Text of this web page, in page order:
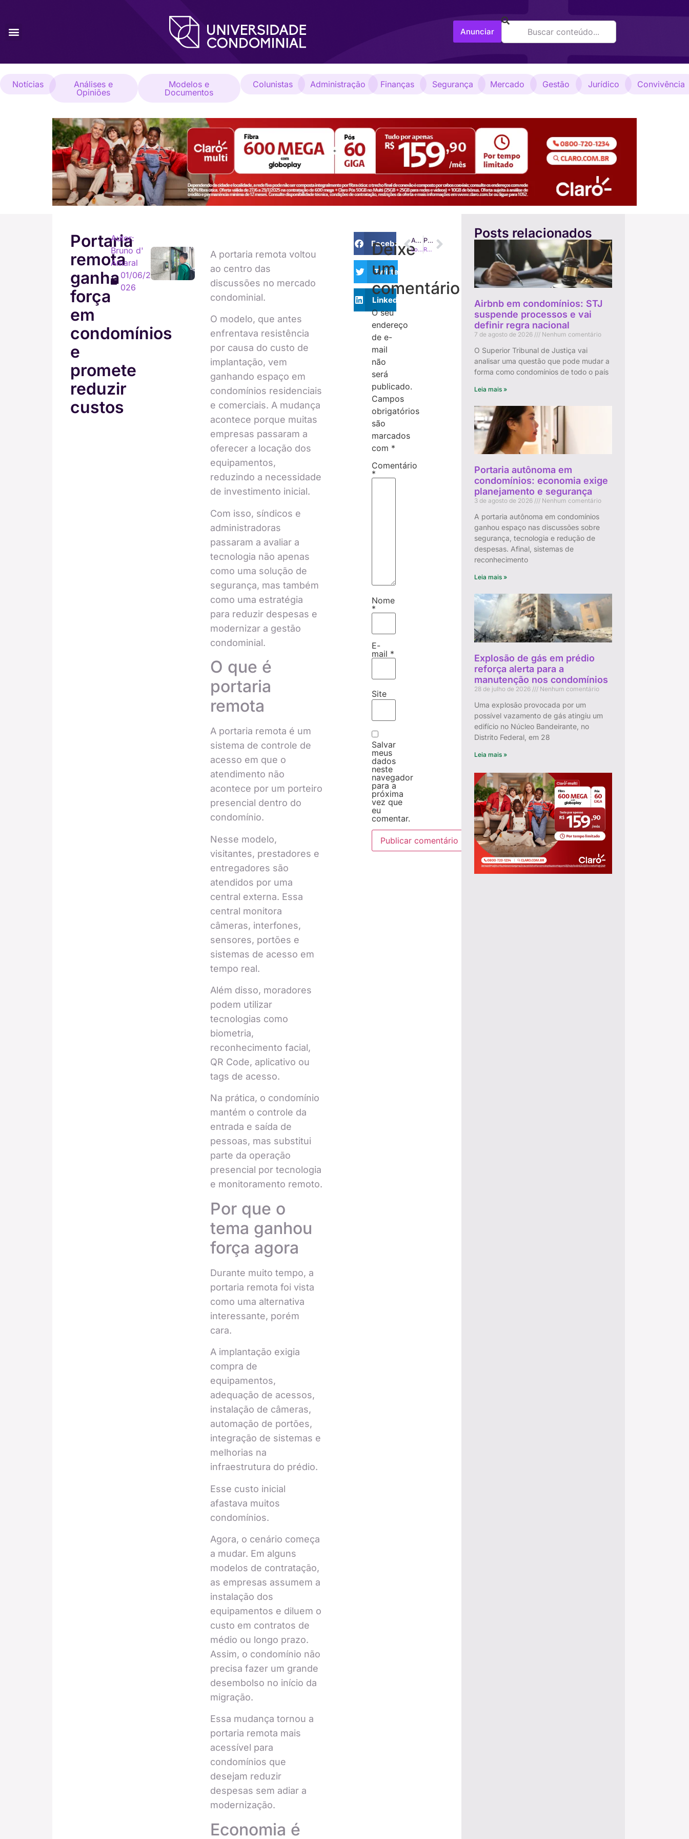
Anunciar
Notícias
Análises e
Opiniões
Modelos e
Documentos
Colunistas Administração Finanças Segurança Mercado Gestão Jurídico Convivência
Portaria
remota
ganha
força
em
condomínios
e
promete
reduzir
custos
Autor:
Bruno d'
Amaral
01/06/2
026
A portaria remota voltou
ao centro das
discussões no mercado
condominial.
O modelo, que antes
enfrentava resistência
por causa do custo de
implantação, vem
ganhando espaço em
condomínios residenciais
e comerciais. A mudança
acontece porque muitas
empresas passaram a
oferecer a locação dos
equipamentos,
reduzindo a necessidade
de investimento inicial.
Com isso, síndicos e
administradoras
passaram a avaliar a
tecnologia não apenas
como uma solução de
segurança, mas também
como uma estratégia
para reduzir despesas e
modernizar a gestão
condominial.
O que é
portaria
remota
A portaria remota é um
sistema de controle de
acesso em que o
atendimento não
acontece por um porteiro
presencial dentro do
condomínio.
Nesse modelo,
visitantes, prestadores e
entregadores são
atendidos por uma
central externa. Essa
central monitora
câmeras, interfones,
sensores, portões e
sistemas de acesso em
tempo real.
Além disso, moradores
podem utilizar
tecnologias como
biometria,
reconhecimento facial,
QR Code, aplicativo ou
tags de acesso.
Na prática, o condomínio
mantém o controle da
entrada e saída de
pessoas, mas substitui
parte da operação
presencial por tecnologia
e monitoramento remoto.
Por que o
tema ganhou
força agora
Durante muito tempo, a
portaria remota foi vista
como uma alternativa
interessante, porém
cara.
A implantação exigia
compra de
equipamentos,
adequação de acessos,
instalação de câmeras,
automação de portões,
integração de sistemas e
melhorias na
infraestrutura do prédio.
Esse custo inicial
afastava muitos
condomínios.
Agora, o cenário começa
a mudar. Em alguns
modelos de contratação,
as empresas assumem a
instalação dos
equipamentos e diluem o
custo em contratos de
médio ou longo prazo.
Assim, o condomínio não
precisa fazer um grande
desembolso no início da
migração.
Essa mudança tornou a
portaria remota mais
acessível para
condomínios que
desejam reduzir
despesas sem adiar a
modernização.
Economia é
Facebook
Twitter
LinkedIn
Deixe
um
comentário
O seu
endereço
de e-
mail
não
será
publicado.
Campos
obrigatórios
são
marcados
com *
Comentário
*
Nome
*
E-
mail *
Site
Salvar
meus
dados
neste
navegador
para a
próxima
vez que
eu
comentar.
ANTERIOR
Locação de curta temporada em condomínios: STJ exige aprovação em assembleia
PRÓXIMO
Reciclagem em condomínios: pequenas atitudes que melhoram a rotina e ajudam o meio ambiente
Posts relacionados
Airbnb em condomínios: STJ
suspende processos e vai
definir regra nacional
7 de agosto de 2026 Nenhum comentário
O Superior Tribunal de Justiça vai
analisar uma questão que pode mudar a
forma como condomínios de todo o país
Leia mais »
Portaria autônoma em
condomínios: economia exige
planejamento e segurança
3 de agosto de 2026 Nenhum comentário
A portaria autônoma em condomínios
ganhou espaço nas discussões sobre
segurança, tecnologia e redução de
despesas. Afinal, sistemas de
reconhecimento
Leia mais »
Explosão de gás em prédio
reforça alerta para a
manutenção nos condomínios
28 de julho de 2026 Nenhum comentário
Uma explosão provocada por um
possível vazamento de gás atingiu um
edifício no Núcleo Bandeirante, no
Distrito Federal, em 28
Leia mais »